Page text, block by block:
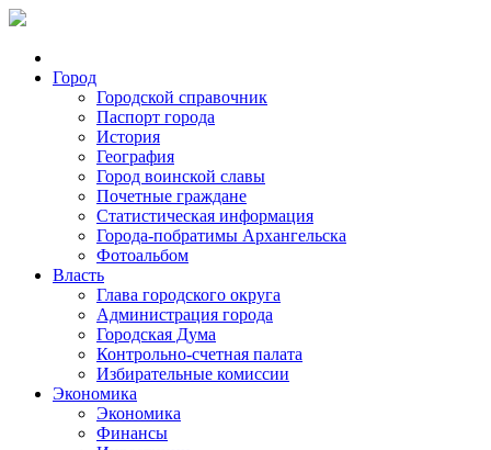
Город
Городской справочник
Паспорт города
История
География
Город воинской славы
Почетные граждане
Статистическая информация
Города-побратимы Архангельска
Фотоальбом
Власть
Глава городского округа
Администрация города
Городская Дума
Контрольно-счетная палата
Избирательные комиссии
Экономика
Экономика
Финансы